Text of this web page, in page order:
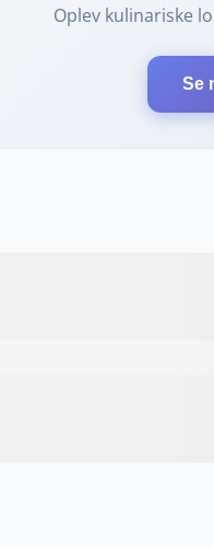
Oplev kulinariske
Se